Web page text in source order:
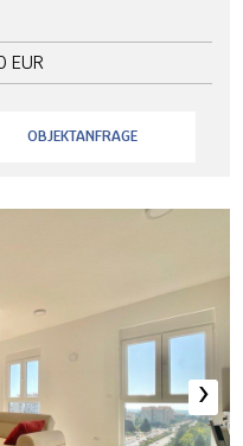
EUR
OBJEKTANFRAGE
›